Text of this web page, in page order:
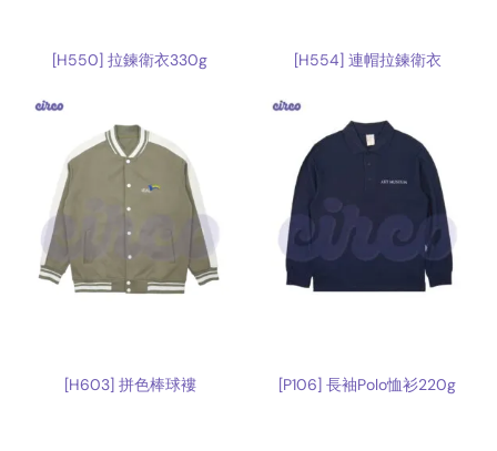
[H550] 拉鍊衛衣330g [H554] 連帽拉鍊衛衣
[H603] 拼色棒球褸 [P106] 長袖Polo恤衫220g